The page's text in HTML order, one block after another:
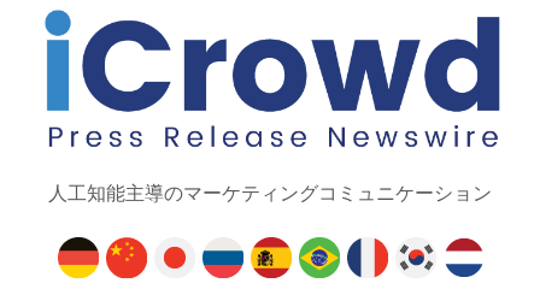
人工知能主導のマーケティングコミュニケーション